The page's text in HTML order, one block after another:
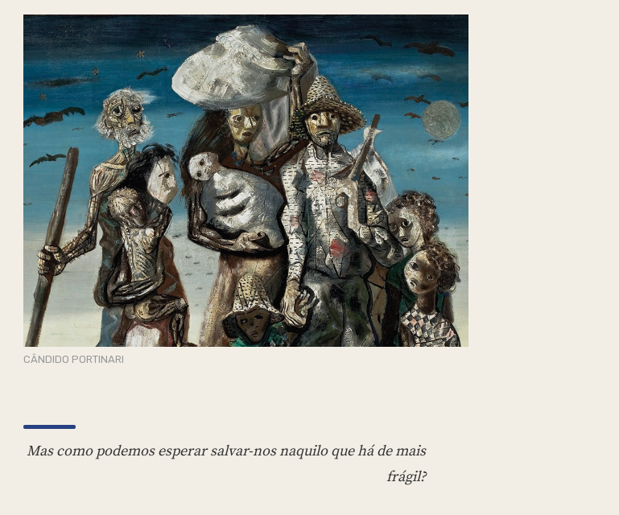
CÂNDIDO PORTINARI
Mas como podemos esperar salvar-nos naquilo que há de mais
frágil?